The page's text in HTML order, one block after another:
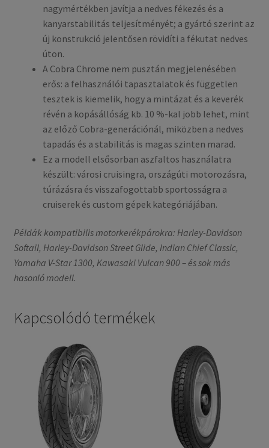
nagymértékben javítja a nedves fékezés és a
kanyarstabilitás teljesítményét; a gyártó szerint az
új konstrukció jelentősen rövidíti a fékutat nedves
úton.
A Cobra Chrome nem pusztán megjelenésében
erős: a felhasználói tapasztalatok és független
tesztek is kiemelik, hogy a mintázat és a keverék
révén a kopásállóság kb. 10 %-kal jobb lehet, mint
az előző Cobra-generációnál, miközben a nedves
tapadás és a stabilitás is magas szinten marad.
Ez a modell elsősorban aszfaltos használatra
készült: városi cruisingra, országúti motorozásra,
túrázásra és visszafogottabb sportosságra a
cruiserek és custom gépek kategóriájában.
Példák kompatibilis motorkerékpárokra: Harley-Davidson
Softail, Harley-Davidson Street Glide, Indian Chief Classic,
Yamaha V-Star 1300, Kawasaki Vulcan 900 – és sok más
hasonló modell.
Kapcsolódó termékek